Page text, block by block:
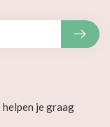
je graag